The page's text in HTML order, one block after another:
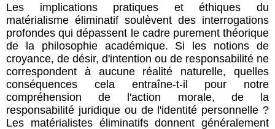
Les implications pratiques et éthiques du
matérialisme éliminatif soulèvent des interrogations
profondes qui dépassent le cadre purement théorique
de la philosophie académique. Si les notions de
croyance, de désir, d'intention ou de responsabilité ne
correspondent à aucune réalité naturelle, quelles
conséquences cela entraîne-t-il pour notre
compréhension de l'action morale, de la
responsabilité juridique ou de l'identité personnelle ?
Les matérialistes éliminatifs donnent généralement